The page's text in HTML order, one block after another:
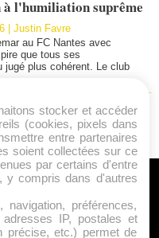
l'humiliation suprême
|Justin Favre
au FC Nantes avec
que tous ses
jugé plus cohérent. Le club
» ... 48
?
stocker et accéder
(cookies, pixels dans
entre partenaires
soient collectées sur ce
par certains d'entre
y compris dans d'autres
navigation, préférences,
IP, postales et
précise, etc.) permet de